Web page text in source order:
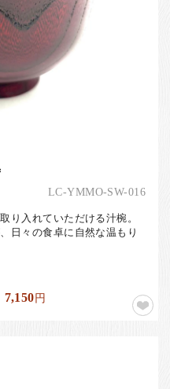
LC-YMMO-SW-016
り入れていただける汁椀。
日々の食卓に自然な温もり
7,150円